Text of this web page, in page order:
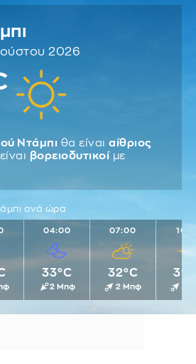
2026
Ντάμπι θα είναι αίθριος
βορειοδυτικοί με
ανά ώρα
04:00
33°C
2 Μπφ
07:00
32°C
2 Μπφ